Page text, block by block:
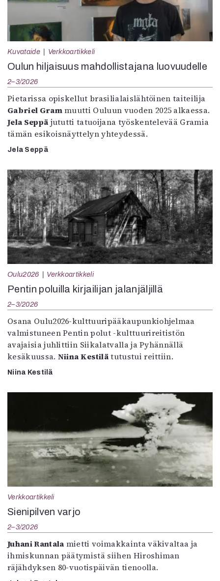
Kuvataide Verkkoartikkeli
Oulun hiljaisuus mahdollistajana luovuudelle
2–3/2026
Pietarissa opiskellut brasilialaislähtöinen taiteilija
Gabriel Grammuutti Ouluun vuoden 2025 alkaessa.
Jela Seppä jututti tatuoijana työskentelevää Gramia
tämän esikoisnäyttelyn yhteydessä.
Jela Seppä
Oulu2026 Verkkoartikkeli
Pentin poluilla kirjailijan jalanjäljillä
2–3/2026
Osana Oulu2026-kulttuuripääkaupunkiohjelmaa
valmistuneen Pentin polut -kulttuurireitistön
avajaisia juhlittiin Siikalatvalla ja Pyhännällä
kesäkuussa. Niina Kestilätutustui reittiin.
Niina Kestilä
Verkkoartikkeli
Sienipilven varjo
2–3/2026
Juhani Rantala mietti voimakkainta väkivaltaa ja
ihmiskunnan päätymistä siihen Hiroshiman
räjähdyksen 80-vuotispäivän tienoolla.